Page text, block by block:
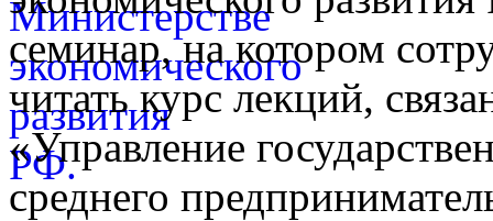
семинар, на котором
читать курс лекций,
«Управление
среднего